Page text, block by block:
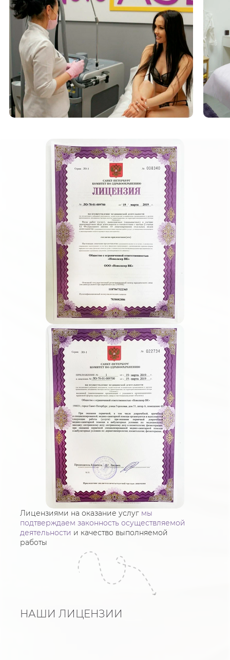
Лицензиями на оказание услуг мы
подтверждаем законность осуществляемой
деятельности и качество выполняемой
работы
НАШИ ЛИЦЕНЗИИ